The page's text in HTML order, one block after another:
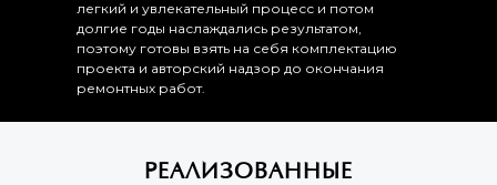
легкий и увлекательный процесс и потом
долгие годы наслаждались результатом,
поэтому готовы взять на себя комплектацию
проекта и авторский надзор до окончания
ремонтных работ.
РЕАЛИЗОВАННЫЕ